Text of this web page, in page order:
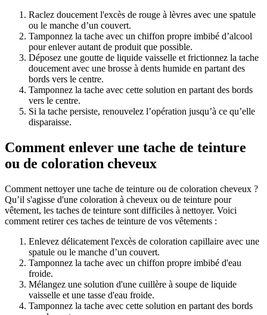
Raclez doucement l'excès de rouge à lèvres avec une spatule
ou le manche d’un couvert.
Tamponnez la tache avec un chiffon propre imbibé d’alcool
pour enlever autant de produit que possible.
Déposez une goutte de liquide vaisselle et frictionnez la tache
doucement avec une brosse à dents humide en partant des
bords vers le centre.
Tamponnez la tache avec cette solution en partant des bords
vers le centre.
Si la tache persiste, renouvelez l’opération jusqu’à ce qu’elle
disparaisse.
Comment enlever une tache de teinture
ou de coloration cheveux
Comment nettoyer une tache de teinture ou de coloration cheveux ?
Qu’il s'agisse d'une coloration à cheveux ou de teinture pour
vêtement, les taches de teinture sont difficiles à nettoyer. Voici
comment retirer ces taches de teinture de vos vêtements :
Enlevez délicatement l'excès de coloration capillaire avec une
spatule ou le manche d’un couvert.
Tamponnez la tache avec un chiffon propre imbibé d'eau
froide.
Mélangez une solution d'une cuillère à soupe de liquide
vaisselle et une tasse d'eau froide.
Tamponnez la tache avec cette solution en partant des bords